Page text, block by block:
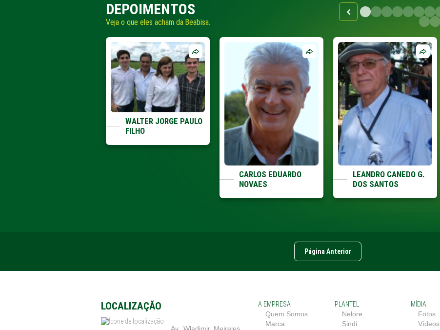
DEPOIMENTOS
Veja o que eles acham da Beabisa.
WALTER JORGE PAULO
FILHO
CARLOS EDUARDO
NOVAES
LEANDRO CANEDO G.
DOS SANTOS
Página Anterior
LOCALIZAÇÃO
A EMPRESA
Quem Somos
Marca
PLANTEL
Nelore
Sindi
MÍDIA
Fotos
Vídeos